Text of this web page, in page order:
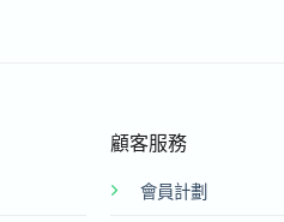
顧客服務
會員計劃